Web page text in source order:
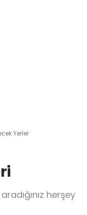
Yerler
herşey